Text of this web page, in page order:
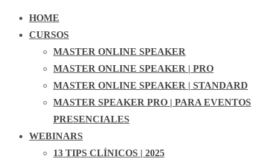
HOME
CURSOS
MASTER ONLINE SPEAKER
MASTER ONLINE SPEAKER | PRO
MASTER ONLINE SPEAKER | STANDARD
MASTER SPEAKER PRO | PARA EVENTOS
PRESENCIALES
WEBINARS
13 TIPS CLÍNICOS | 2025